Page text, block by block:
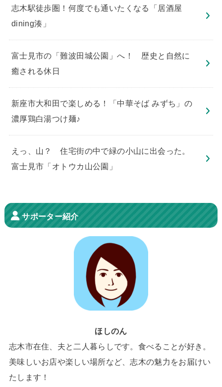
志木駅徒歩圏！何度でも通いたくなる「居酒屋
dining湊」
​富士見市の「難波田城公園」へ！ 歴史と自然に
癒される休日
新座市大和田で楽しめる！「中華そば みずち」の
濃厚鶏白湯つけ麺♪
えっ、山？ 住宅街の中で緑の小山に出会った。
富士見市「オトウカ山公園」
サポーター紹介
ほしのん
志木市在住、夫と二人暮らしです。食べることが好き。
美味しいお店や楽しい場所など、志木の魅力をお届けい
たします！